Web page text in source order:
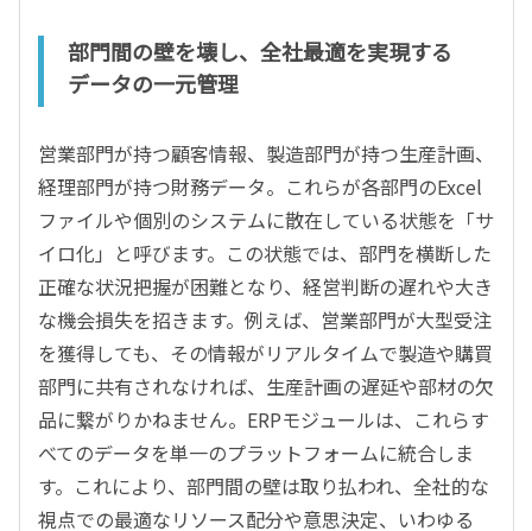
部門間の壁を壊し、全社最適を実現する
データの一元管理
営業部門が持つ顧客情報、製造部門が持つ生産計画、
経理部門が持つ財務データ。これらが各部門のExcel
ファイルや個別のシステムに散在している状態を「サ
イロ化」と呼びます。この状態では、部門を横断した
正確な状況把握が困難となり、経営判断の遅れや大き
な機会損失を招きます。例えば、営業部門が大型受注
を獲得しても、その情報がリアルタイムで製造や購買
部門に共有されなければ、生産計画の遅延や部材の欠
品に繋がりかねません。ERPモジュールは、これらす
べてのデータを単一のプラットフォームに統合しま
す。これにより、部門間の壁は取り払われ、全社的な
視点での最適なリソース配分や意思決定、いわゆる